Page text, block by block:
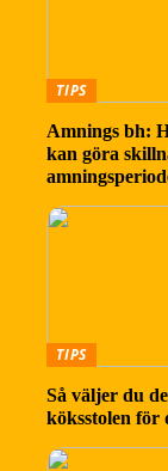
TIPS
Amnings bh:
kan göra
TIPS
Så väljer du
köksstolen för